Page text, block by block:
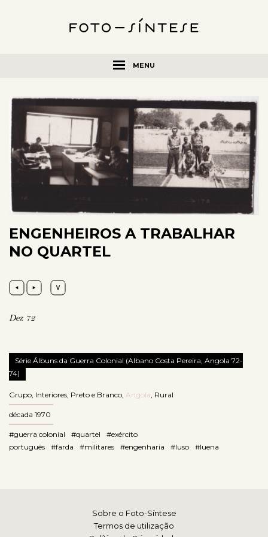
MENU
ENGENHEIROS A TRABALHAR
NO QUARTEL
Dez 72
Série Álbuns da Guerra Colonial (Albano Costa Pereira, Angola 72-
74)
Grupo Interiores Preto e Branco Angola Rural
década 1970
#guerra colonial #quartel
#exército
português
#farda #militares #engenharia #luso #luena
Sobre o Foto-Síntese
Termos de utilização